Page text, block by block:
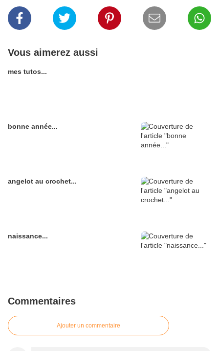
Vous aimerez aussi
mes tutos...
bonne année...
angelot au crochet...
naissance...
Commentaires
Ajouter un commentaire